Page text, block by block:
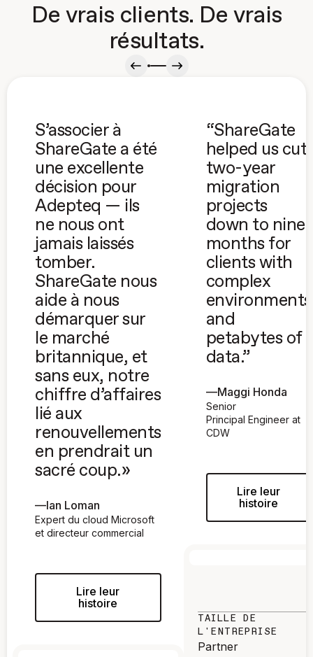
De vrais clients. De vrais
résultats.
S’associer à
ShareGate a été
une excellente
décision pour
Adepteq — ils
ne nous ont
jamais laissés
tomber.
ShareGate nous
aide à nous
démarquer sur
le marché
britannique, et
sans eux, notre
chiffre d’affaires
lié aux
renouvellements
en prendrait un
sacré coup.»
—Ian Loman
Expert du cloud Microsoft
et directeur commercial
Lire leur
histoire
“ShareGate
helped us cut
two-year
migration
projects
down to nine
months for
clients with
complex
environments
and
petabytes of
data.”
—Maggi Honda
Senior
Principal Engineer at
CDW
Lire leur
histoire
TAILLE DE
L'ENTREPRISE
Partner